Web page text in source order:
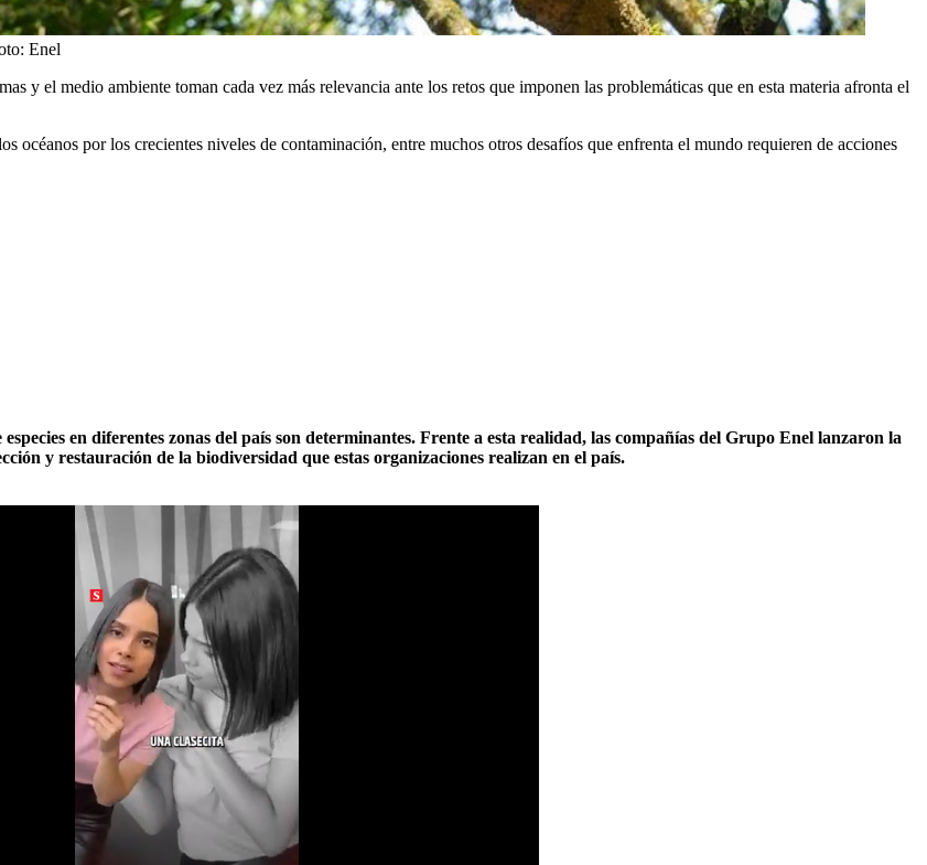
Enel
y el medio ambiente toman cada vez más relevancia ante los retos que imponen las problemáticas que en esta materia afronta el
océanos por los crecientes niveles de contaminación, entre muchos otros desafíos que enfrenta el mundo requieren de acciones
en diferentes zonas del país son determinantes. Frente a esta realidad, las compañías del Grupo Enel lanzaron la
y restauración de la biodiversidad que estas organizaciones realizan en el país.